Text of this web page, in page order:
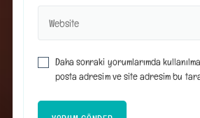
Daha sonraki yorumlarımda
posta adresim ve site adresim bu